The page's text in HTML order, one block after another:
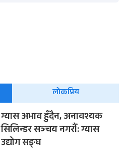
लोकप्रिय
ग्यास अभाव हुँदैन, अनावश्यक
सिलिन्डर सञ्चय नगरौँ: ग्यास
उद्योग सङ्घ